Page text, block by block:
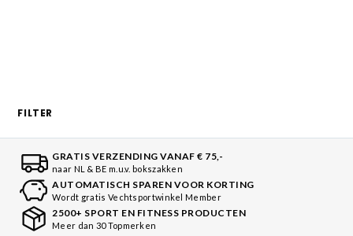
FILTER
GRATIS VERZENDING VANAF € 75,-
naar NL & BE m.u.v. bokszakken
AUTOMATISCH SPAREN VOOR KORTING
Wordt gratis Vechtsportwinkel Member
2500+ SPORT EN FITNESS PRODUCTEN
Meer dan 30 Topmerken